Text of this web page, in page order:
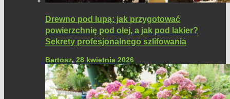
Drewno pod lupą: jak przygotować
powierzchnię pod olej, a jak pod lakier?
Sekrety profesjonalnego szlifowania
Bartosz, 28 kwietnia 2026